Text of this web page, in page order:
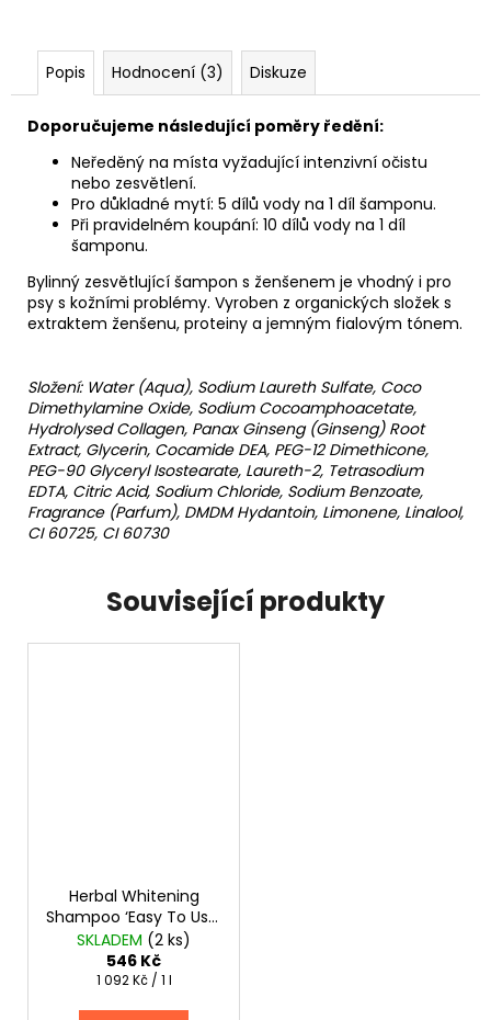
Popis Hodnocení (3) Diskuze
Doporučujeme následující poměry ředění:
Neředěný na místa vyžadující intenzivní očistu
nebo zesvětlení.
Pro důkladné mytí: 5 dílů vody na 1 díl šamponu.
Při pravidelném koupání: 10 dílů vody na 1 díl
šamponu.
Bylinný zesvětlující šampon s ženšenem je vhodný i pro
psy s kožními problémy. Vyroben z organických složek s
extraktem ženšenu, proteiny a jemným fialovým tónem.
Složení: Water (Aqua), Sodium Laureth Sulfate, Coco
Dimethylamine Oxide, Sodium Cocoamphoacetate,
Hydrolysed Collagen, Panax Ginseng (Ginseng) Root
Extract, Glycerin, Cocamide DEA, PEG-12 Dimethicone,
PEG-90 Glyceryl Isostearate, Laureth-2, Tetrasodium
EDTA, Citric Acid, Sodium Chloride, Sodium Benzoate,
Fragrance (Parfum), DMDM Hydantoin, Limonene, Linalool,
CI 60725, CI 60730
Související produkty
Herbal Whitening
Shampoo ‘Easy To Use’
Spray On 500ml Plush
Puppy
SKLADEM (2 ks)
546 Kč
Měrná
1 092 Kč / 1 l